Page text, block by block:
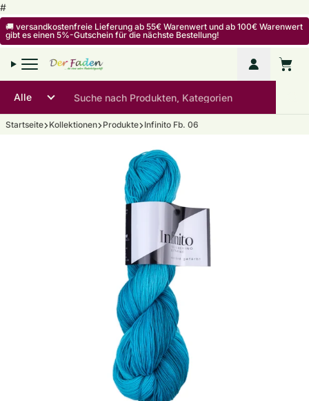
#Zum Inhalt springen
🚚 versandkostenfreie Lieferung ab 55€ Warenwert und ab 100€ Warenwert
gibt es einen 5%-Gutschein für die nächste Bestellung!
Mein
Startseite Kollektionen Produkte Infinito Fb. 06